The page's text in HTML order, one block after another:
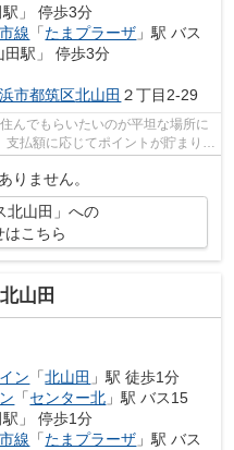
」 停歩3分
線 「たまプラーザ 」駅 バス
田駅」 停歩3分
市都筑区北山田 ２丁目2-29
んでもらいたいのが平坦な場所に
払額に応じてポイントが貯まりま
りません。
北山田」への
はこちら
山田
ン 「北山田 」駅 徒歩1分
「センター北 」駅 バス15
」 停歩1分
線 「たまプラーザ 」駅 バス